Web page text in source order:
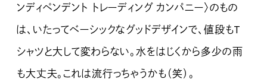
ンディペンデント トレーディング カンパニー〉のもの
は、いたってベーシックなグッドデザインで、値段もT
シャツと大して変わらない。水をはじくから多少の雨
も大丈夫。これは流行っちゃうかも（笑）。